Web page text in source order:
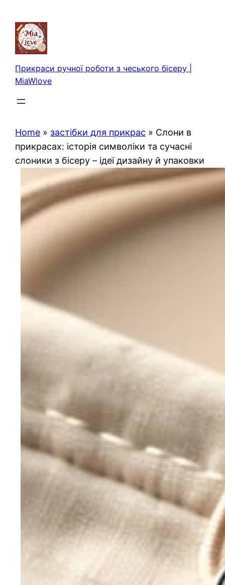
вмісту
Прикраси ручної роботи з чеського бісеру |
MiaWlove
Home » застібки для прикрас » Слони в
прикрасах: історія символіки та сучасні
слоники з бісеру – ідеї дизайну й упаковки